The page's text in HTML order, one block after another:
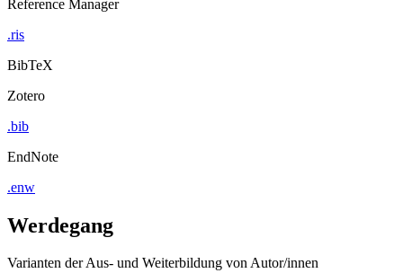
Reference Manager
.ris
BibTeX
Zotero
.bib
EndNote
.enw
Werdegang
Varianten der Aus- und Weiterbildung von Autor/innen